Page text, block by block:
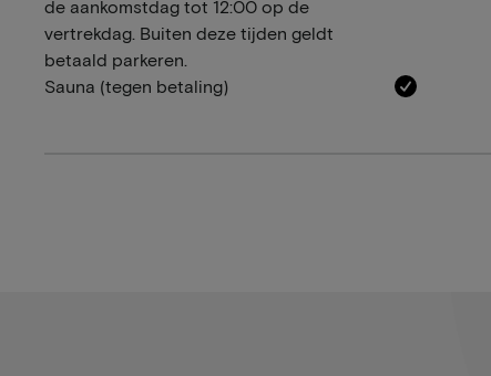
de aankomstdag tot 12:00 op de
vertrekdag. Buiten deze tijden geldt
betaald parkeren.
Sauna (tegen betaling)